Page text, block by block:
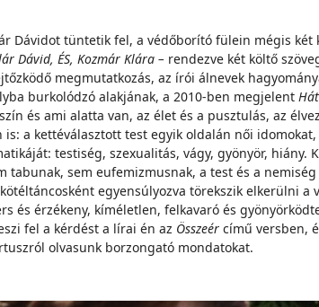
Dávidot tüntetik fel, a védőborító fülein mégis
Dávid, ÉS, Kozmár Klára – rendezve két költő
megmutatkozás, az írói álnevek
burkolódzó alakjának, a 2010-ben megjelent
és ami alatta van, az élet és a pusztulás, az
a kettéválasztott test egyik oldalán női
testiség, szexualitás, vágy, gyönyör, hiány.
tabunak, sem eufemizmusnak, a test és a
egyensúlyozva törekszik elkerülni
és érzékeny, kíméletlen, felkavaró és
fel a kérdést a lírai én az Összeér című versben,
olvasunk borzongató mondatokat.